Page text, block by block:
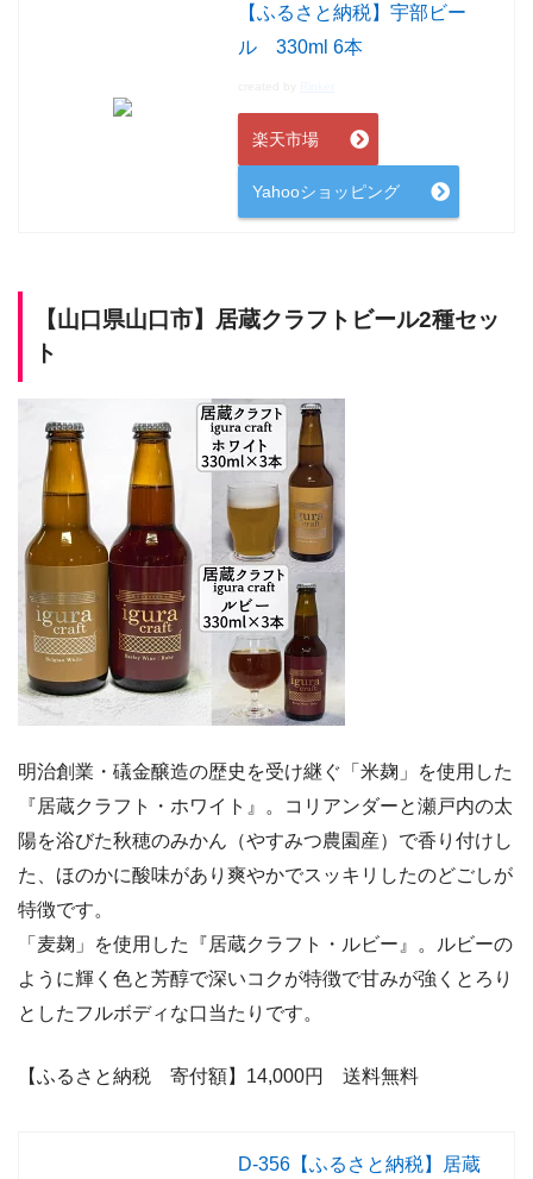
【ふるさと納税】宇部ビー
ル 330ml 6本
楽天市場
Yahooショッピング
【山口県山口市】 居蔵クラフトビール2種セッ
ト
明治創業・礒金醸造の歴史を受け継ぐ「米麹」を使用した
『居蔵クラフト・ホワイト』。コリアンダーと瀬戸内の太
陽を浴びた秋穂のみかん（やすみつ農園産）で香り付けし
た、ほのかに酸味があり爽やかでスッキリしたのどごしが
特徴です。
「麦麹」を使用した『居蔵クラフト・ルビー』。ルビーの
ように輝く色と芳醇で深いコクが特徴で甘みが強くとろり
としたフルボディな口当たりです。
【ふるさと納税 寄付額】14,000円 送料無料
D-356【ふるさと納税】居蔵